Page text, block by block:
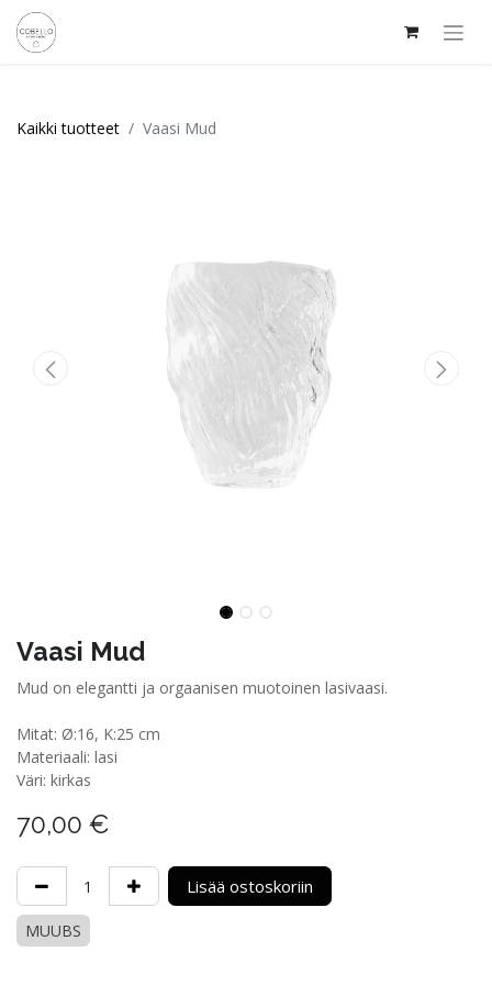
Kaikki tuotteet Vaasi Mud
Vaasi Mud
Mud on elegantti ja orgaanisen muotoinen lasivaasi.
Mitat: Ø:16, K:25 cm
Materiaali: lasi
Väri: kirkas
70,00 €
Lisää ostoskoriin
MUUBS